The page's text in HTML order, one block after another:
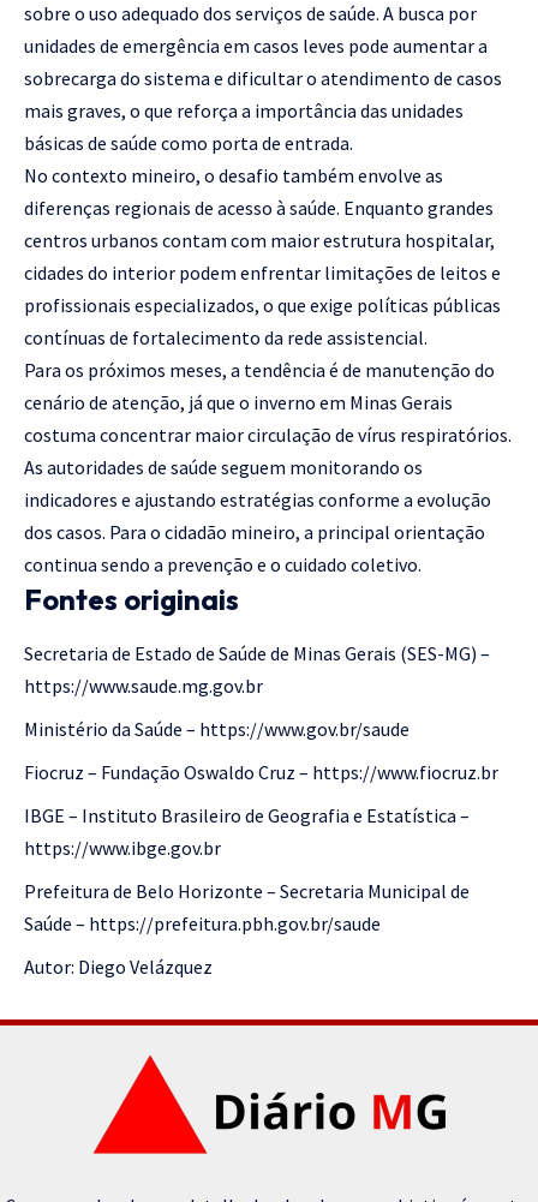
sobre o uso adequado dos serviços de saúde. A busca por
unidades de emergência em casos leves pode aumentar a
sobrecarga do sistema e dificultar o atendimento de casos
mais graves, o que reforça a importância das unidades
básicas de saúde como porta de entrada.
No contexto mineiro, o desafio também envolve as
diferenças regionais de acesso à saúde. Enquanto grandes
centros urbanos contam com maior estrutura hospitalar,
cidades do interior podem enfrentar limitações de leitos e
profissionais especializados, o que exige políticas públicas
contínuas de fortalecimento da rede assistencial.
Para os próximos meses, a tendência é de manutenção do
cenário de atenção, já que o inverno em Minas Gerais
costuma concentrar maior circulação de vírus respiratórios.
As autoridades de saúde seguem monitorando os
indicadores e ajustando estratégias conforme a evolução
dos casos. Para o cidadão mineiro, a principal orientação
continua sendo a prevenção e o cuidado coletivo.
Fontes originais
Secretaria de Estado de Saúde de Minas Gerais (SES-MG) –
https://www.saude.mg.gov.br
Ministério da Saúde – https://www.gov.br/saude
Fiocruz – Fundação Oswaldo Cruz – https://www.fiocruz.br
IBGE – Instituto Brasileiro de Geografia e Estatística –
https://www.ibge.gov.br
Prefeitura de Belo Horizonte – Secretaria Municipal de
Saúde – https://prefeitura.pbh.gov.br/saude
Autor: Diego Velázquez